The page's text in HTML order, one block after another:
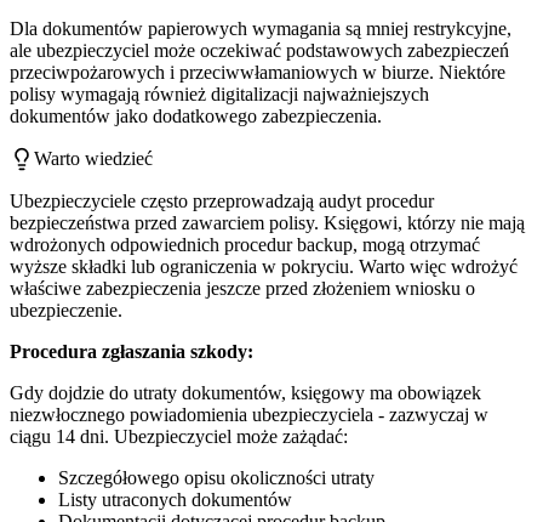
Dla dokumentów papierowych wymagania są mniej restrykcyjne,
ale ubezpieczyciel może oczekiwać podstawowych zabezpieczeń
przeciwpożarowych i przeciwwłamaniowych w biurze. Niektóre
polisy wymagają również digitalizacji najważniejszych
dokumentów jako dodatkowego zabezpieczenia.
Warto wiedzieć
Ubezpieczyciele często przeprowadzają audyt procedur
bezpieczeństwa przed zawarciem polisy. Księgowi, którzy nie mają
wdrożonych odpowiednich procedur backup, mogą otrzymać
wyższe składki lub ograniczenia w pokryciu. Warto więc wdrożyć
właściwe zabezpieczenia jeszcze przed złożeniem wniosku o
ubezpieczenie.
Procedura zgłaszania szkody:
Gdy dojdzie do utraty dokumentów, księgowy ma obowiązek
niezwłocznego powiadomienia ubezpieczyciela - zazwyczaj w
ciągu 14 dni. Ubezpieczyciel może zażądać:
Szczegółowego opisu okoliczności utraty
Listy utraconych dokumentów